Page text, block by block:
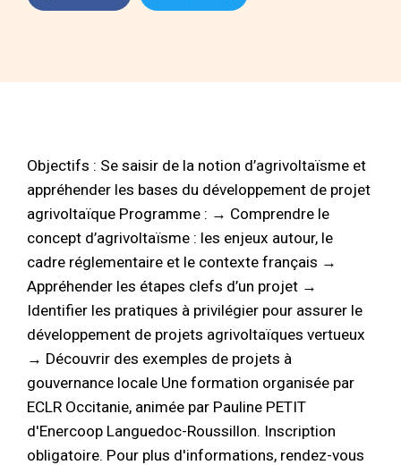
Objectifs : Se saisir de la notion d’agrivoltaïsme et
appréhender les bases du développement de projet
agrivoltaïque Programme : → Comprendre le
concept d’agrivoltaïsme : les enjeux autour, le
cadre réglementaire et le contexte français →
Appréhender les étapes clefs d’un projet →
Identifier les pratiques à privilégier pour assurer le
développement de projets agrivoltaïques vertueux
→ Découvrir des exemples de projets à
gouvernance locale Une formation organisée par
ECLR Occitanie, animée par Pauline PETIT
d'Enercoop Languedoc-Roussillon. Inscription
obligatoire. Pour plus d'informations, rendez-vous